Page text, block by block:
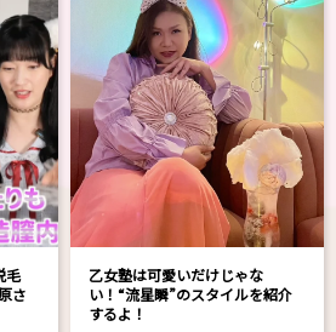
毛
さ
乙女塾は可愛いだけじゃな
い！“流星瞬”のスタイルを紹介
するよ！